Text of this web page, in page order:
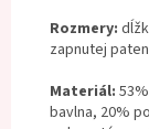
Rozmery:
zapnutej
Materiál:
bavlna, 20%